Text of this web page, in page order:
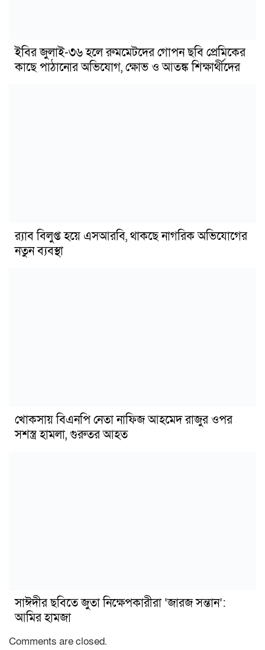
ইবির জুলাই-৩৬ হলে রুমমেটদের গোপন ছবি প্রেমিকের
কাছে পাঠানোর অভিযোগ, ক্ষোভ ও আতঙ্ক শিক্ষার্থীদের
র‍্যাব বিলুপ্ত হয়ে এসআরবি, থাকছে নাগরিক অভিযোগের
নতুন ব্যবস্থা
খোকসায় বিএনপি নেতা নাফিজ আহমেদ রাজুর ওপর
সশস্ত্র হামলা, গুরুতর আহত
সাঈদীর ছবিতে জুতা নিক্ষেপকারীরা ‘জারজ সন্তান’:
আমির হামজা
Comments are closed.